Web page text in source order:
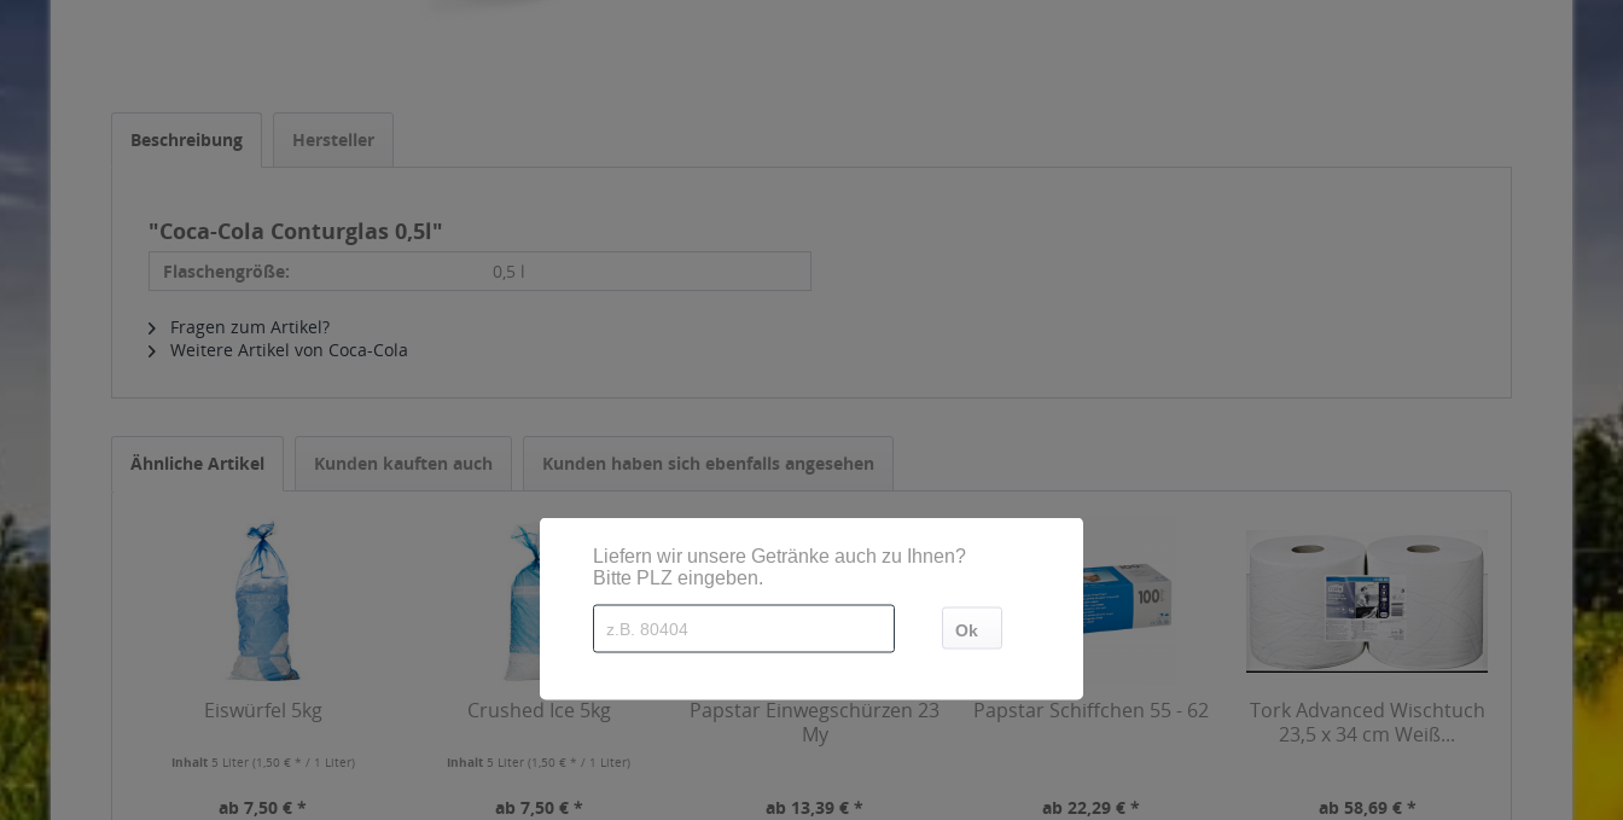
Beschreibung Hersteller
"Coca-Cola Conturglas 0,5l"
Flaschengröße: 0,5 l
Fragen zum Artikel?
Weitere Artikel von Coca-Cola
Ähnliche Artikel Kunden kauften auch Kunden haben sich ebenfalls angesehen
Eiswürfel 5kg
Inhalt 5 Liter (1,50 € * / 1 Liter)
ab 7,50 € *
Crushed Ice 5kg
Inhalt 5 Liter(1,50 € * / 1 Liter)
ab 7,50 € *
Papstar Einwegschürzen 23
My
ab 13,39 € *
Papstar Schiffchen 55 - 62
ab 22,29 € *
Tork Advanced Wischtuch
23,5 x 34 cm Weiß...
ab 58,69 € *